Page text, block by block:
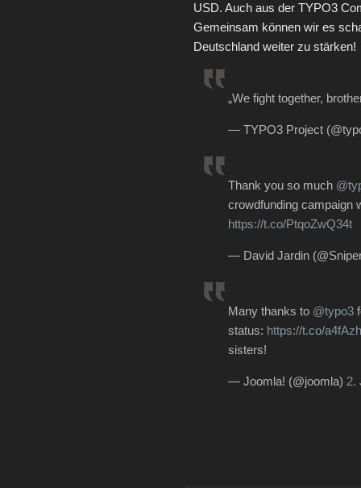
USD. Auch aus der TYPO3
Gemeinsam können wir es
Deutschland weiter zu stärken!
„We fight together,
— TYPO3 Project
Thank you so much
crowdfunding campaign
https://t.co/PtqoZwQ34t
— David Jardin
Many thanks to @typo3
status: https://t.co/
sisters!
— Joomla! (@joomla) 2.